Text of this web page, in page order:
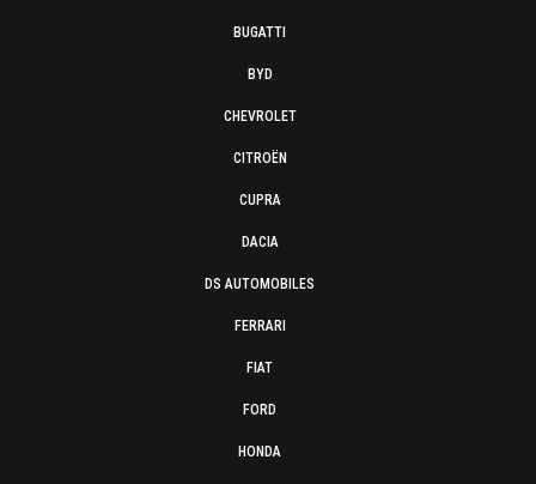
BUGATTI
BYD
CHEVROLET
CITROËN
CUPRA
DACIA
DS AUTOMOBILES
FERRARI
FIAT
FORD
HONDA